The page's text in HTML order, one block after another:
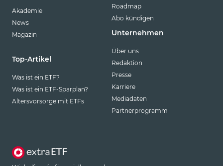
Akademie
News
Magazin
Top-Artikel
Was ist ein ETF?
Was ist ein ETF-Sparplan?
Altersvorsorge mit ETFs
Roadmap
Abo kündigen
Unternehmen
Über uns
Redaktion
Presse
Karriere
Mediadaten
Partnerprogramm